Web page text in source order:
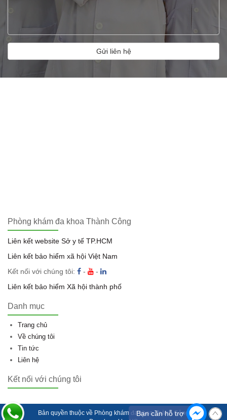
Gửi liên hệ
Phòng khám đa khoa Thành Công
Liên kết website Sở y tế TP.HCM
Liên kết bảo hiểm xã hội Việt Nam
Kết nối với chúng tôi:
-
-
Liên kết bảo hiểm Xã hội thành phố
Danh mục
Trang chủ
Về chúng tôi
Tin tức
Liên hệ
Kết nối với chúng tôi
Bản quyền thuộc về Phòng khám đa khoa Thành Công
Bạn cần hỗ trợ